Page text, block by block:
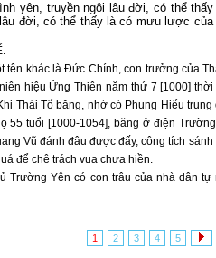
yên, truyền ngôi lâu đời, có thể
đời, có thể thấy là có mưu lược
tên khác là Đức Chính, con trưởng của
hiệu Ứng Thiên năm thứ 7 [1000]
Thái Tổ băng, nhờ có Phụng Hiểu
55 tuổi [1000-1054], băng ở điện
Vũ đánh đâu được đấy, công tích
để chê trách vua chưa hiền.
Trường Yên có con trâu của nhà dân
1 2 3 4 5